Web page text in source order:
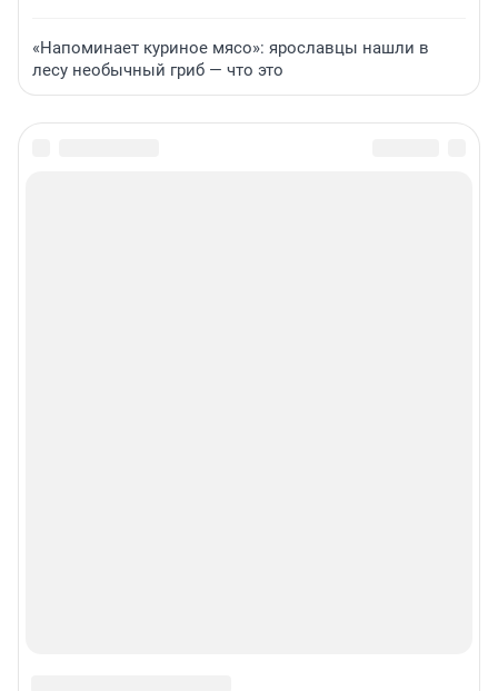
«Напоминает куриное мясо»: ярославцы нашли в
лесу необычный гриб — что это